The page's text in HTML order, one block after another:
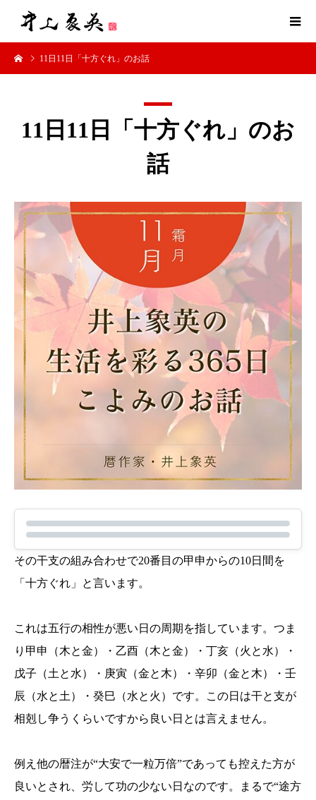
11日11日「十方ぐれ」のお話
11日11日「十方ぐれ」のお
話
その干支の組み合わせで20番目の甲申からの10日間を
「十方ぐれ」と言います。
これは五行の相性が悪い日の周期を指しています。つま
り甲申（木と金）・乙酉（木と金）・丁亥（火と水）・
戊子（土と水）・庚寅（金と木）・辛卯（金と木）・壬
辰（水と土）・癸巳（水と火）です。この日は干と支が
相剋し争うくらいですから良い日とは言えません。
例え他の暦注が“大安で一粒万倍”であっても控えた方が
良いとされ、労して功の少ない日なのです。まるで“途方